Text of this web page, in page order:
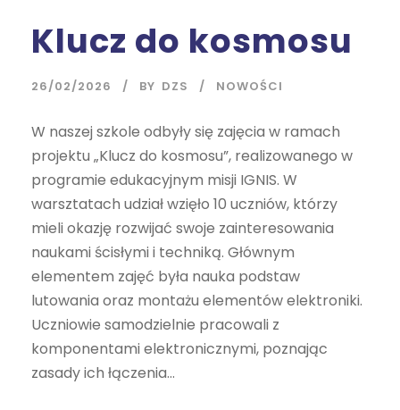
Klucz do kosmosu
26/02/2026 BY DZS NOWOŚCI
W naszej szkole odbyły się zajęcia w ramach
projektu „Klucz do kosmosu”, realizowanego w
programie edukacyjnym misji IGNIS. W
warsztatach udział wzięło 10 uczniów, którzy
mieli okazję rozwijać swoje zainteresowania
naukami ścisłymi i techniką. Głównym
elementem zajęć była nauka podstaw
lutowania oraz montażu elementów elektroniki.
Uczniowie samodzielnie pracowali z
komponentami elektronicznymi, poznając
zasady ich łączenia...